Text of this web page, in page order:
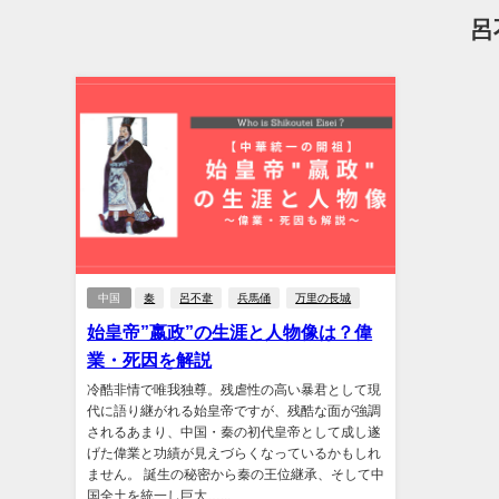
中国 秦 呂不韋 兵馬俑 万里の長城
始皇帝”嬴政”の生涯と人物像は？偉
業・死因を解説
冷酷非情で唯我独尊。残虐性の高い暴君として現
代に語り継がれる始皇帝ですが、残酷な面が強調
されるあまり、中国・秦の初代皇帝として成し遂
げた偉業と功績が見えづらくなっているかもしれ
ません。 誕生の秘密から秦の王位継承、そして中
国全土を統一し巨大…...